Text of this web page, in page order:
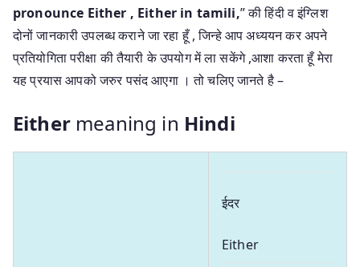
pronounce Either , Either in tamili,” की हिंदी व इंग्लिश
दोनों जानकारी उपलब्ध कराने जा रहा हूँ , जिन्हे आप अध्ययन कर अपने
प्रतियोगिता परीक्षा की तैयारी के उपयोग में ला सकेंगे ,आशा करता हूँ मेरा
यह प्रयास आपको जरुर पसंद आएगा । तो चलिए जानते है –
Either meaning in Hindi
ईदर
Either